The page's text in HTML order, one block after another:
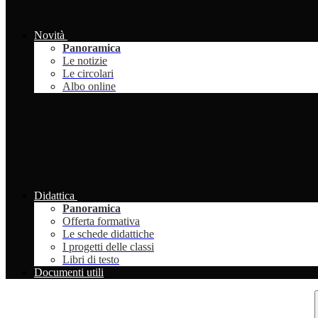
Novità
Panoramica
Le notizie
Le circolari
Albo online
Didattica
Panoramica
Offerta formativa
Le schede didattiche
I progetti delle classi
Libri di testo
Documenti utili